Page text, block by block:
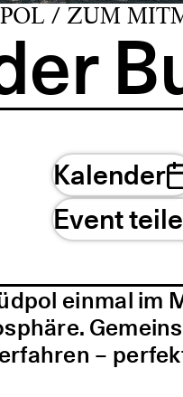
/ ZUM
Kalender
Event
einmal im
–